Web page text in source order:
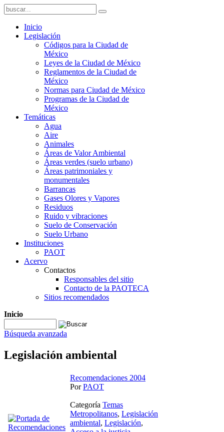
Inicio
Legislación
Códigos para la Ciudad de
México
Leyes de la Ciudad de México
Reglamentos de la Ciudad de
México
Normas para Ciudad de México
Programas de la Ciudad de
México
Temáticas
Agua
Aire
Animales
Áreas de Valor Ambiental
Áreas verdes (suelo urbano)
Áreas patrimoniales y
monumentales
Barrancas
Gases Olores y Vapores
Residuos
Ruido y vibraciones
Suelo de Conservación
Suelo Urbano
Instituciones
PAOT
Acervo
Contactos
Responsables del sitio
Contacto de la PAOTECA
Sitios recomendados
Inicio
Búsqueda avanzada
Legislación ambiental
Recomendaciones 2004
PorPAOT
Categoría Temas
Metropolitanos, Legislación
ambiental, Legislación,